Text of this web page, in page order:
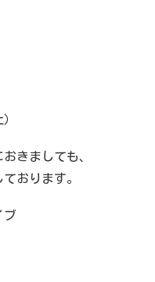
きましても、
おります。
ブ